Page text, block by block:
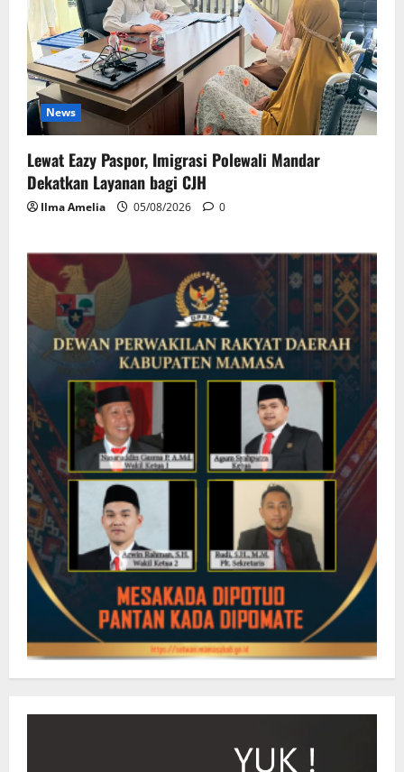
News
Lewat Eazy Paspor, Imigrasi Polewali Mandar
Dekatkan Layanan bagi CJH
Ilma Amelia 05/08/2026 0